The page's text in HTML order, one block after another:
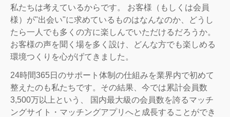
私たちは考えているからです。 お客様（もしくは会員
様）が"出会い"に求めているものはなんなのか、どうし
たら一人でも多くの方に楽しんでいただけるだろうか。
お客様の声を聞く場を多く設け、どんな方でも楽しめる
環境つくりを心がげてきました。
24時間365日のサポート体制の仕組みを業界内で初めて
整えたのも私たちです。その結果、今では累計会員数
3,500万以上という、 国内最大級の会員数を誇るマッチ
ングサイト・マッチングアプリへと成長することができ